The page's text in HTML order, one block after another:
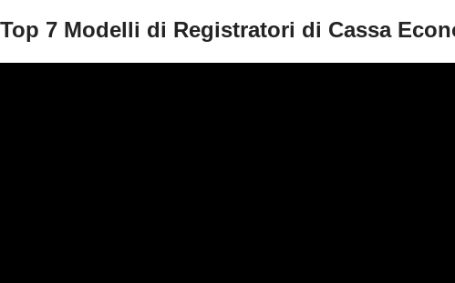
Top 7 Modelli di Registratori di Cassa